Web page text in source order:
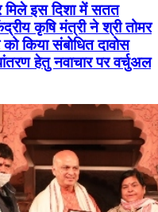
मिले इस दिशा में सतत
कृषि मंत्री ने श्री तोमर
किया संबोधित दावोस
हेतु नवाचार पर वर्चुअल